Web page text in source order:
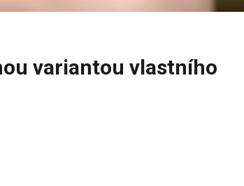
variantou vlastního